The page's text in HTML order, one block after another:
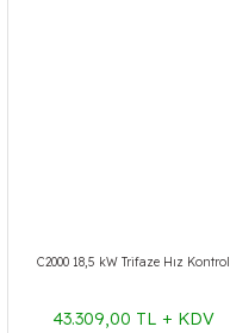
C2000 18,5 kW Trifaze Hız Kontrol
43.309,00 TL + KDV